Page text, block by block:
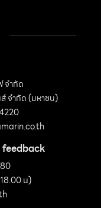
จำกัด
จำกัด (มหาชน)
feedback
น)